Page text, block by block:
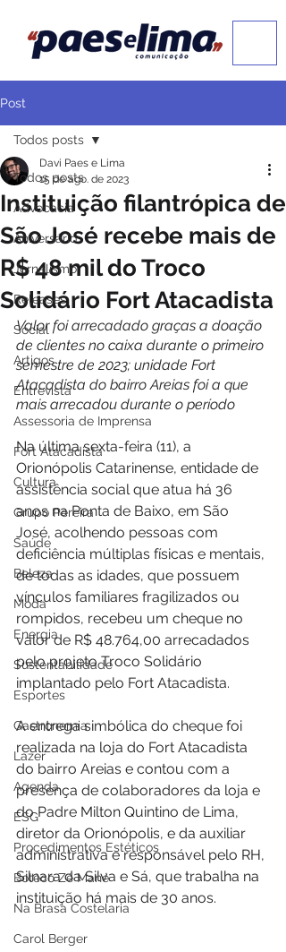
Post
Todos posts
Advocacia
Aniversário
Jornalismo
Releases
Social
Artigos
Entrevista
Assessoria de Imprensa
Fort Atacadista
Cultura
Grupo Pereira
Saúde
Beleza
Moda
Energia
Sustentabilidade
Esportes
Gastronomia
Lazer
Agenda
ESG
Procedimentos Estéticos
Boteco Zé Mané
Na Brasa Costelaria
Carol Berger
Todos posts
Instituição filantrópica de
São José recebe mais de
R$ 48 mil do Troco
Solidário Fort Atacadista
Davi Paes e Lima
15 de ago. de 2023
Valor foi arrecadado graças a doação
de clientes no caixa durante o primeiro
semestre de 2023; unidade Fort
Atacadista do bairro Areias foi a que
mais arrecadou durante o período
Na última sexta-feira (11), a
Orionópolis Catarinense, entidade de
assistência social que atua há 36
anos na Ponta de Baixo, em São
José, acolhendo pessoas com
deficiência múltiplas físicas e mentais,
de todas as idades, que possuem
vínculos familiares fragilizados ou
rompidos, recebeu um cheque no
valor de R$ 48.764,00 arrecadados
pelo projeto Troco Solidário
implantado pelo Fort Atacadista.
A entrega simbólica do cheque foi
realizada na loja do Fort Atacadista
do bairro Areias e contou com a
presença de colaboradores da loja e
do Padre Milton Quintino de Lima,
diretor da Orionópolis, e da auxiliar
administrativa e responsável pelo RH,
Silnara da Silva e Sá, que trabalha na
instituição há mais de 30 anos.